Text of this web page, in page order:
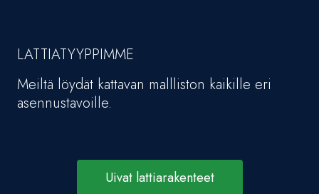
LATTIATYYPPIMME
Meiltä löydät kattavan mallliston kaikille eri
asennustavoille.
Uivat lattiarakenteet